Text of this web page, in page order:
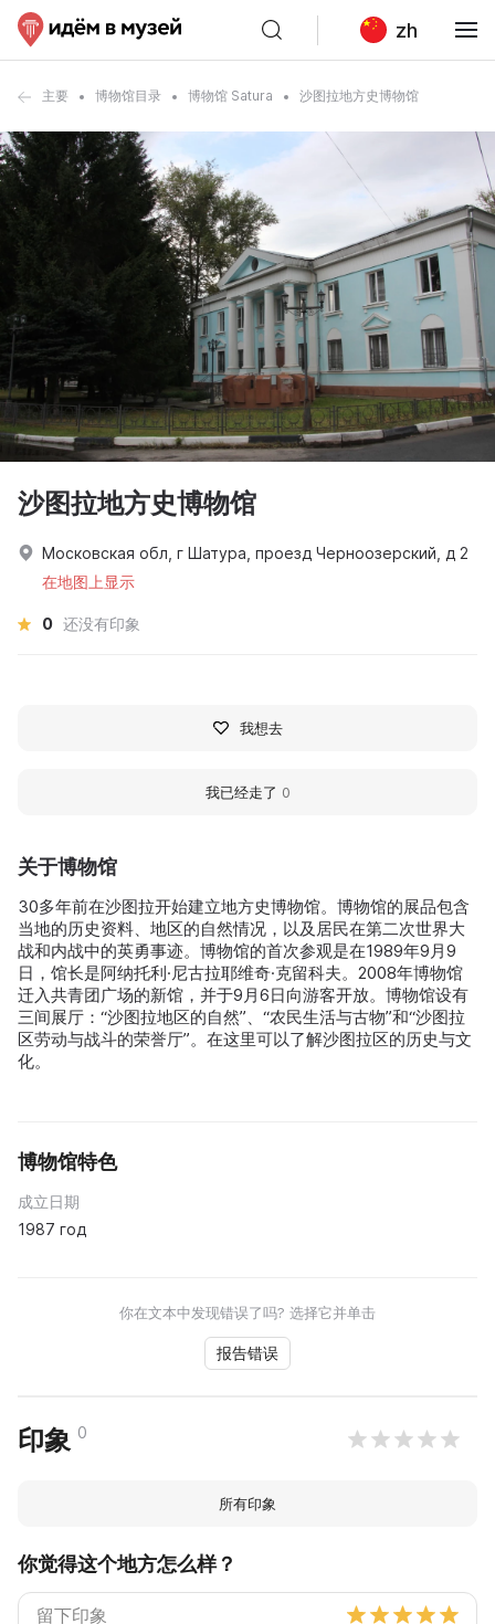
zh
主要 博物馆目录 博物馆 Satura 沙图拉地方史博物馆
关于博物馆
30多年前在沙图拉开始建立地方史博物馆。博物馆的展品包含
当地的历史资料、地区的自然情况，以及居民在第二次世界大
战和内战中的英勇事迹。博物馆的首次参观是在1989年9月9
日，馆长是阿纳托利·尼古拉耶维奇·克留科夫。2008年博物馆
迁入共青团广场的新馆，并于9月6日向游客开放。博物馆设有
三间展厅：“沙图拉地区的自然”、“农民生活与古物”和“沙图拉
区劳动与战斗的荣誉厅”。在这里可以了解沙图拉区的历史与文
化。
博物馆特色
成立日期
1987 год
你在文本中发现错误了吗? 选择它并单击
报告错误
印象 0
所有印象
你觉得这个地方怎么样？
沙图拉地方史博物馆
Московская обл, г Шатура, проезд Черноозерский, д 2
在地图上显示
0 还没有印象
我想去
我已经走了 0